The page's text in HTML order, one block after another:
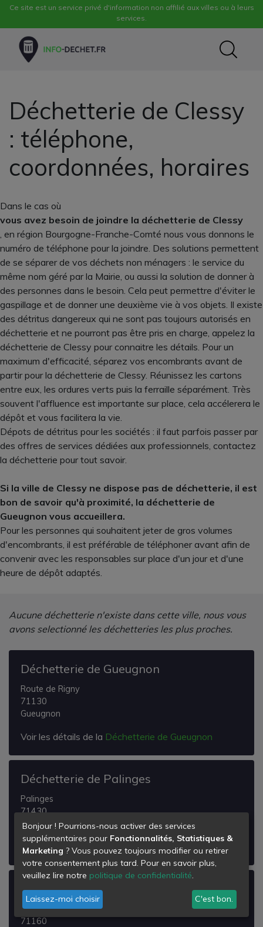
Ce site est un service privé d'information non affilié aux villes ou à leurs
services.
Déchetterie de Clessy
: téléphone,
coordonnées, horaires
Dans le cas où
vous avez besoin de joindre la déchetterie de Clessy
, en région Bourgogne-Franche-Comté nous vous donnons le
numéro de téléphone pour la joindre. Des solutions permettent
de se séparer de vos déchets non ménagers : le service du
même nom géré par la Mairie, ou aussi la solution de donner à
des personnes dans le besoin. Cela peut permettre d'éviter le
gaspillage et de donner une deuxième vie à vos objets. Il existe
des détritus dangereux qui ne sont pas toujours autorisés en
déchetterie et ne pourront pas être pris en charge, appelez la
déchetterie de Clessy pour connaitre les détails. Pour un
maximum d'efficacité, séparez vos encombrants avant de
partir pour la déchetterie de Clessy. Réunissez les cartons
entre eux, les ordures verts puis la ferraille séparément. Très
souvent l'affluence est importante sur place, cela accélerera le
dépôt et vous facilitera la vie.
Dépots de détritus pour les sociétés : il faut parfois passer par
des offres de services dédiées aux professionnels, contactez
la déchetterie pour tout savoir.
Si la ville de Clessy ne dispose pas de déchetterie, il est
bon de savoir qu'à proximité, la déchetterie de
Gueugnon vous accueillera.
Pour les personnes qui souhaitent jeter de gros volumes
d'encombrants, il est préférable de téléphoner avant afin de
convenir avec les responsables sur place d'un jour et d'une
heure de dépôt adaptés.
Aucune déchetterie n'existe dans cette ville, nous vous
avons selectionné les déchetteries les plus proches.
Déchetterie de Gueugnon
Route de Rigny
71130
Gueugnon
Voir les détails de la Déchetterie de Gueugnon
Déchetterie de Palinges
Palinges
71430
Palinges
Voir les détails de la Déchetterie de Palinges
Déchetterie de Digoin
Rue de la Brosse Virot
71160
Bonjour ! Pourrions-nous activer des services
supplémentaires pour Fonctionnalités, Statistiques &
Marketing ? Vous pouvez toujours modifier ou retirer
votre consentement plus tard. Pour en savoir plus,
veuillez lire notre politique de confidentialité.
Laissez-moi choisir C'est bon.